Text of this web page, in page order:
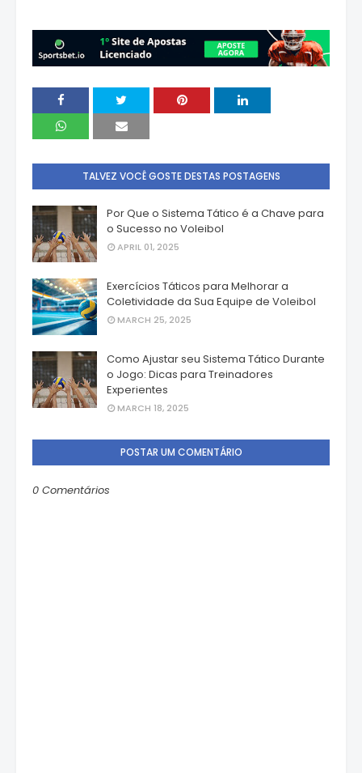
TALVEZ VOCÊ GOSTE DESTAS POSTAGENS
Por Que o Sistema Tático é a Chave para
o Sucesso no Voleibol
APRIL 01, 2025
Exercícios Táticos para Melhorar a
Coletividade da Sua Equipe de Voleibol
MARCH 25, 2025
Como Ajustar seu Sistema Tático Durante
o Jogo: Dicas para Treinadores
Experientes
MARCH 18, 2025
POSTAR UM COMENTÁRIO
0 Comentários